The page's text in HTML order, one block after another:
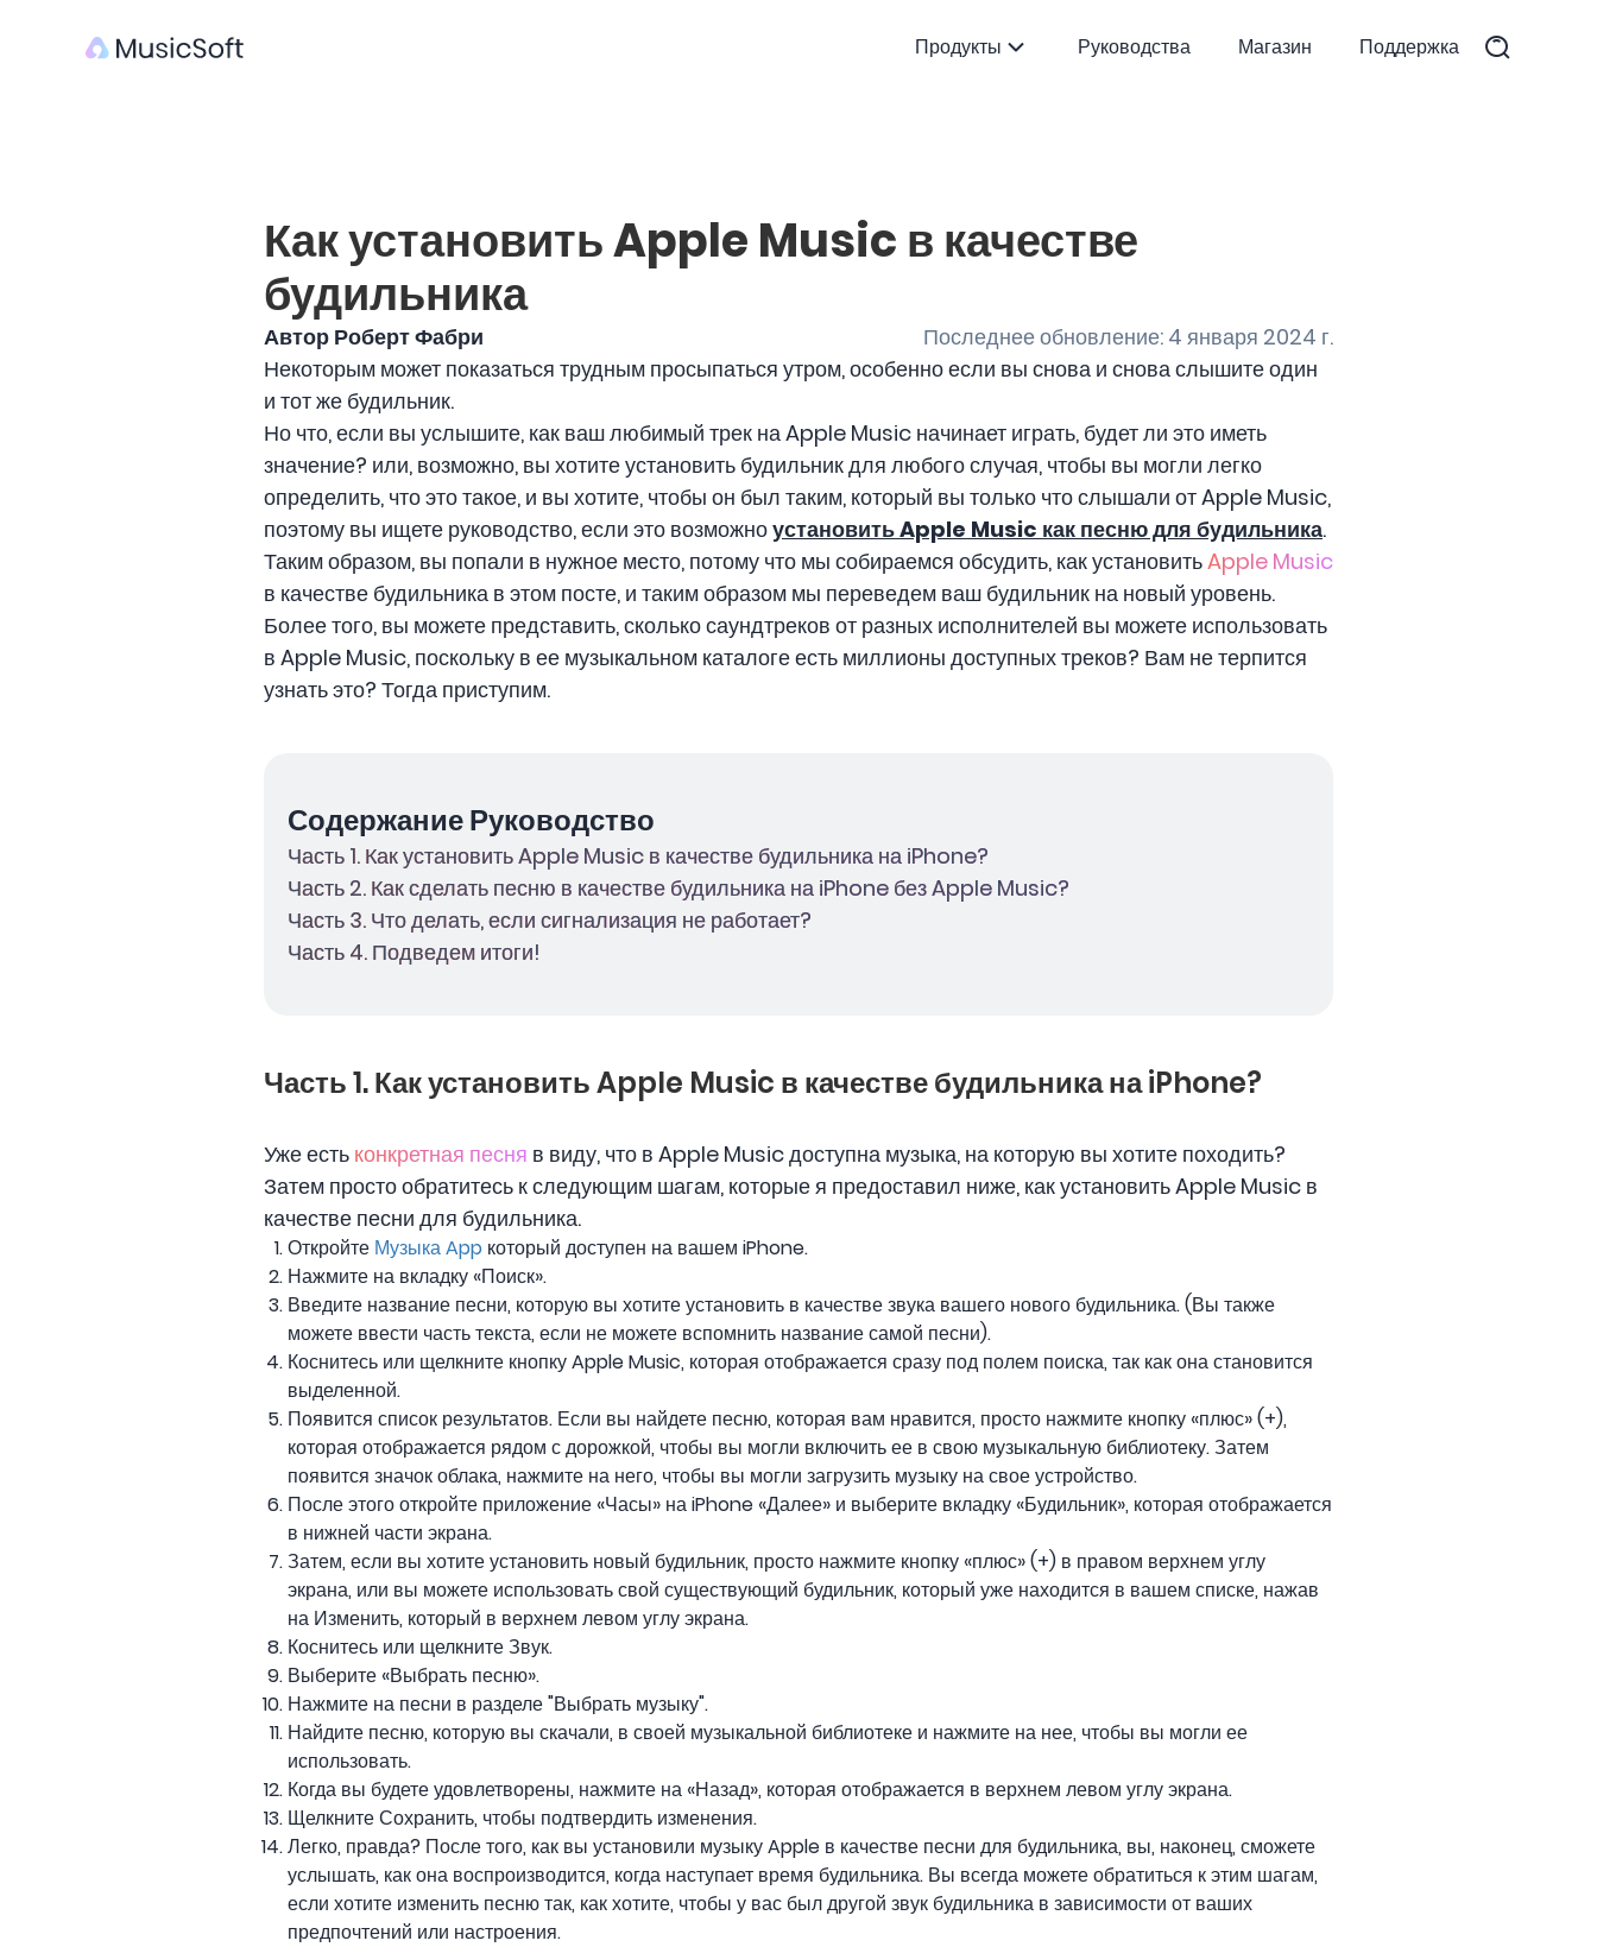
Продукты Руководства Магазин Поддержка
Как установить Apple Music в качестве
будильника
Автор Роберт Фабри
Последнее обновление: 4 января 2024 г.
Некоторым может показаться трудным просыпаться утром, особенно если вы снова и снова слышите один
и тот же будильник.
Но что, если вы услышите, как ваш любимый трек на Apple Music начинает играть, будет ли это иметь
значение? или, возможно, вы хотите установить будильник для любого случая, чтобы вы могли легко
определить, что это такое, и вы хотите, чтобы он был таким, который вы только что слышали от Apple Music,
поэтому вы ищете руководство, если это возможноустановить Apple Music как песню для будильника.
Таким образом, вы попали в нужное место, потому что мы собираемся обсудить, как установитьApple Music
в качестве будильника в этом посте, и таким образом мы переведем ваш будильник на новый уровень.
Более того, вы можете представить, сколько саундтреков от разных исполнителей вы можете использовать
в Apple Music, поскольку в ее музыкальном каталоге есть миллионы доступных треков? Вам не терпится
узнать это? Тогда приступим.
Содержание Руководство
Часть 1. Как установить Apple Music в качестве будильника на iPhone?
Часть 2. Как сделать песню в качестве будильника на iPhone без Apple Music?
Часть 3. Что делать, если сигнализация не работает?
Часть 4. Подведем итоги!
Часть 1. Как установить Apple Music в качестве будильника на iPhone?
Уже есть конкретная песня в виду, что в Apple Music доступна музыка, на которую вы хотите походить?
Затем просто обратитесь к следующим шагам, которые я предоставил ниже, как установить Apple Music в
качестве песни для будильника.
Откройте Музыка App который доступен на вашем iPhone.
Нажмите на вкладку «Поиск».
Введите название песни, которую вы хотите установить в качестве звука вашего нового будильника. (Вы также
можете ввести часть текста, если не можете вспомнить название самой песни).
Коснитесь или щелкните кнопку Apple Music, которая отображается сразу под полем поиска, так как она становится
выделенной.
Появится список результатов. Если вы найдете песню, которая вам нравится, просто нажмите кнопку «плюс» (+),
которая отображается рядом с дорожкой, чтобы вы могли включить ее в свою музыкальную библиотеку. Затем
появится значок облака, нажмите на него, чтобы вы могли загрузить музыку на свое устройство.
После этого откройте приложение «Часы» на iPhone «Далее» и выберите вкладку «Будильник», которая отображается
в нижней части экрана.
Затем, если вы хотите установить новый будильник, просто нажмите кнопку «плюс» (+) в правом верхнем углу
экрана, или вы можете использовать свой существующий будильник, который уже находится в вашем списке, нажав
на Изменить, который в верхнем левом углу экрана.
Коснитесь или щелкните Звук.
Выберите «Выбрать песню».
Нажмите на песни в разделе "Выбрать музыку".
Найдите песню, которую вы скачали, в своей музыкальной библиотеке и нажмите на нее, чтобы вы могли ее
использовать.
Когда вы будете удовлетворены, нажмите на «Назад», которая отображается в верхнем левом углу экрана.
Щелкните Сохранить, чтобы подтвердить изменения.
Легко, правда? После того, как вы установили музыку Apple в качестве песни для будильника, вы, наконец, сможете
услышать, как она воспроизводится, когда наступает время будильника. Вы всегда можете обратиться к этим шагам,
если хотите изменить песню так, как хотите, чтобы у вас был другой звук будильника в зависимости от ваших
предпочтений или настроения.